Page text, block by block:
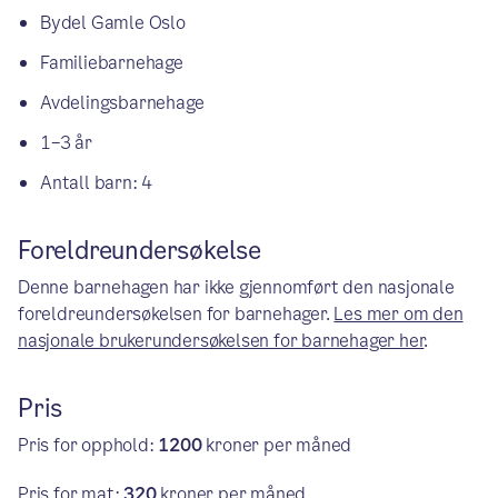
Bydel Gamle Oslo
Familiebarnehage
Avdelingsbarnehage
1–3 år
Antall barn: 4
Foreldreundersøkelse
Denne barnehagen har ikke gjennomført den nasjonale
foreldreundersøkelsen for barnehager. Les mer om den
nasjonale brukerundersøkelsen for barnehager her.
Pris
Pris for opphold: 1200kroner per måned